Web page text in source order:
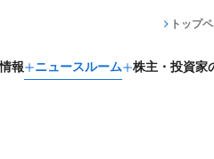
報 ニュースルーム 株主・投資家
トップ